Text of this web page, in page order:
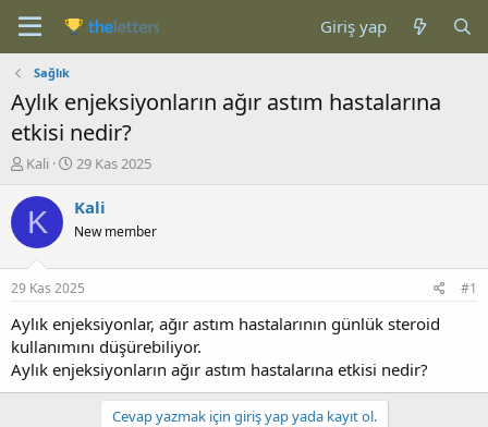
Giriş yap
Sağlık
Aylık enjeksiyonların ağır astım hastalarına
etkisi nedir?
K
n
b
u
u
b
a
ş
l
a
t
Kali
B
ş
a
g
ı
ç
a
r
i
29 Kas 2025
K Kali
New member
29 Kas 2025 #1
Aylık enjeksiyonlar, ağır astım hastalarının günlük steroid
kullanımını düşürebiliyor.
Aylık enjeksiyonların ağır astım hastalarına etkisi nedir?
Cevap yazmak için giriş yap yada kayıt ol.